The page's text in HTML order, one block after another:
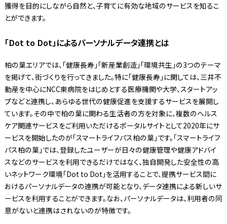
獲得を目的にしながら自然と、子育てに有効な地域のサービスを知るこ
とができます。
「Dot to Dot」によるパーソナルデータ連携とは
柏の葉エリアでは、「健康長寿」「新産業創造」「環境共生」の3つのテーマ
を掲げて、街づくりを行ってきました。特に「健康長寿」に関しては、三井不
動産を中心にNCC東病院をはじめとする医療機関や大学、スタートアッ
プなどと連携し、あらゆる世代の健康促進を支援するサービスを展開し
ています。その中で柏の葉に関わる生活者の方を対象に、複数のヘルス
ケア関連サービスをご利用いただけるポータルサイトとして2020年にサ
ービスを開始したのが「スマートライフパス柏の葉」です。「スマートライフ
パス柏の葉」では、登録したユーザーが日々の健康管理や健康アドバイ
スなどのサービスを利用できるだけではなく、独自開発した安全性の高
いネットワーク環境「Dot to Dot」を活用することで、提携サービス間に
おけるパーソナルデータの連携が可能となり、データ連携による新しいサ
ービスを利用することができます。なお、パーソナルデータは、利用者の同
意がないと連携はされないのが特徴です。